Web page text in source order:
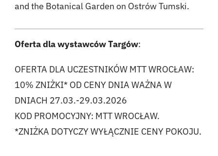
and the Botanical Garden on Ostrów Tumski.
Oferta dla wystawców Targów:
OFERTA DLA UCZESTNIKÓW MTT WROCŁAW:
10% ZNIŻKI* OD CENY DNIA WAŻNA W
DNIACH 27.03.-29.03.2026
KOD PROMOCYJNY: MTT WROCŁAW.
*ZNIŻKA DOTYCZY WYŁĄCZNIE CENY POKOJU.